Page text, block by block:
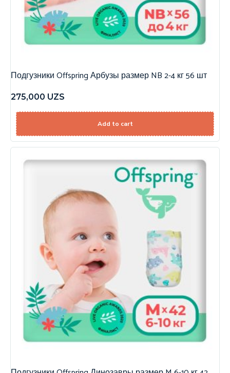
Подгузники Offspring Арбузы размер NB 2-4 кг 56 шт
275,000 UZS
Add to cart